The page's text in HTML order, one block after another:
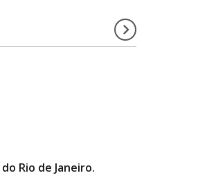
Rio de Janeiro.